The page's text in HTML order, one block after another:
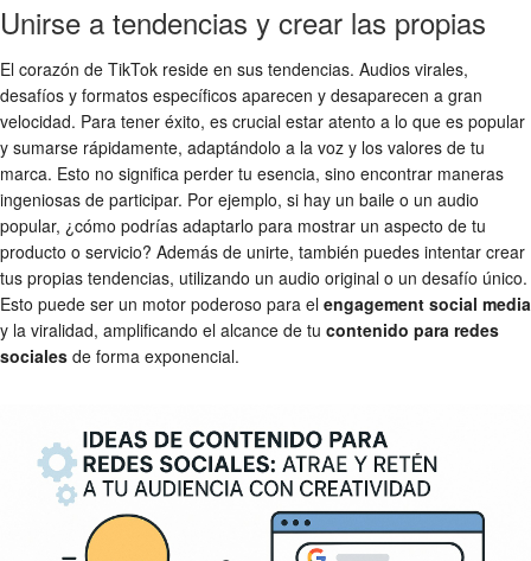
Unirse a tendencias y crear las propias
El corazón de TikTok reside en sus tendencias. Audios virales,
desafíos y formatos específicos aparecen y desaparecen a gran
velocidad. Para tener éxito, es crucial estar atento a lo que es popular
y sumarse rápidamente, adaptándolo a la voz y los valores de tu
marca. Esto no significa perder tu esencia, sino encontrar maneras
ingeniosas de participar. Por ejemplo, si hay un baile o un audio
popular, ¿cómo podrías adaptarlo para mostrar un aspecto de tu
producto o servicio? Además de unirte, también puedes intentar crear
tus propias tendencias, utilizando un audio original o un desafío único.
Esto puede ser un motor poderoso para el engagement social media
y la viralidad, amplificando el alcance de tu contenido para redes
sociales de forma exponencial.